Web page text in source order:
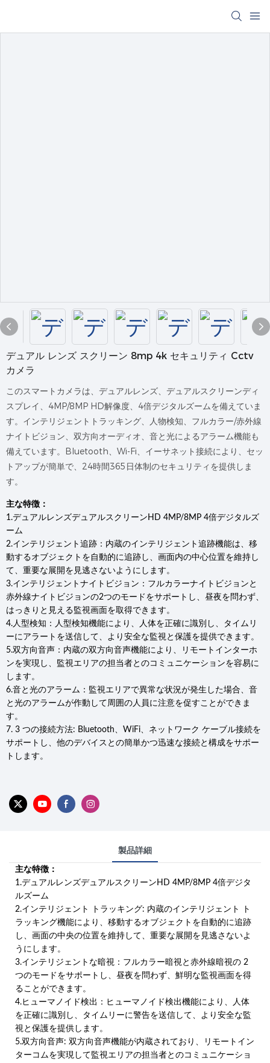
デュアル レンズ スクリーン 8mp 4k セキュリティ Cctv
カメラ
このスマートカメラは、デュアルレンズ、デュアルスクリーンディ
スプレイ、4MP/8MP HD解像度、4倍デジタルズームを備えていま
す。インテリジェントトラッキング、人物検知、フルカラー/赤外線
ナイトビジョン、双方向オーディオ、音と光によるアラーム機能も
備えています。Bluetooth、Wi-Fi、イーサネット接続により、セッ
トアップが簡単で、24時間365日体制のセキュリティを提供しま
す。
主な特徴：
1.デュアルレンズデュアルスクリーンHD 4MP/8MP 4倍デジタルズ
ーム
2.インテリジェント追跡：内蔵のインテリジェント追跡機能は、移
動するオブジェクトを自動的に追跡し、画面内の中心位置を維持し
て、重要な展開を見逃さないようにします。
3.インテリジェントナイトビジョン：フルカラーナイトビジョンと
赤外線ナイトビジョンの2つのモードをサポートし、昼夜を問わず、
はっきりと見える監視画面を取得できます。
4.人型検知：人型検知機能により、人体を正確に識別し、タイムリ
ーにアラートを送信して、より安全な監視と保護を提供できます。
5.双方向音声：内蔵の双方向音声機能により、リモートインターホ
ンを実現し、監視エリアの担当者とのコミュニケーションを容易に
します。
6.音と光のアラーム：監視エリアで異常な状況が発生した場合、音
と光のアラームが作動して周囲の人員に注意を促すことができま
す。
7. 3 つの接続方法: Bluetooth、WiFi、ネットワーク ケーブル接続を
サポートし、他のデバイスとの簡単かつ迅速な接続と構成をサポー
トします。
製品詳細
主な特徴：
1.デュアルレンズデュアルスクリーンHD 4MP/8MP 4倍デジタ
ルズーム
2.インテリジェント トラッキング: 内蔵のインテリジェント ト
ラッキング機能により、移動するオブジェクトを自動的に追跡
し、画面の中央の位置を維持して、重要な展開を見逃さないよ
うにします。
3.インテリジェントな暗視：フルカラー暗視と赤外線暗視の 2
つのモードをサポートし、昼夜を問わず、鮮明な監視画面を得
ることができます。
4.ヒューマノイド検出：ヒューマノイド検出機能により、人体
を正確に識別し、タイムリーに警告を送信して、より安全な監
視と保護を提供します。
5.双方向音声: 双方向音声機能が内蔵されており、リモートイン
ターコムを実現して監視エリアの担当者とのコミュニケーショ